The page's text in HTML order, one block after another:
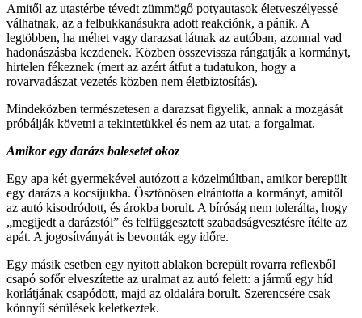
Amitől az utastérbe tévedt zümmögő potyautasok életveszélyessé
válhatnak, az a felbukkanásukra adott reakciónk, a pánik. A
legtöbben, ha méhet vagy darazsat látnak az autóban, azonnal vad
hadonászásba kezdenek. Közben összevissza rángatják a kormányt,
hirtelen fékeznek (mert az azért átfut a tudatukon, hogy a
rovarvadászat vezetés közben nem életbiztosítás).
Mindeközben természetesen a darazsat figyelik, annak a mozgását
próbálják követni a tekintetükkel és nem az utat, a forgalmat.
Amikor egy darázs balesetet okoz
Egy apa két gyermekével autózott a közelmúltban, amikor berepült
egy darázs a kocsijukba. Ösztönösen elrántotta a kormányt, amitől
az autó kisodródott, és árokba borult. A bíróság nem tolerálta, hogy
„megijedt a darázstól” és felfüggesztett szabadságvesztésre ítélte az
apát. A jogosítványát is bevonták egy időre.
Egy másik esetben egy nyitott ablakon berepült rovarra reflexből
csapó sofőr elveszítette az uralmat az autó felett: a jármű egy híd
korlátjának csapódott, majd az oldalára borult. Szerencsére csak
könnyű sérülések keletkeztek.